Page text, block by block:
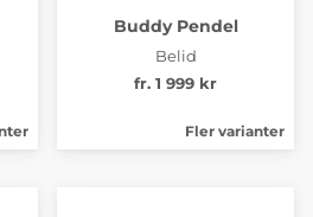
Buddy Pendel
Belid
fr. 1 999 kr
Fler varianter